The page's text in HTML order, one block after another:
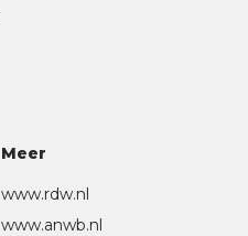
Meer
www.rdw.nl
www.anwb.nl